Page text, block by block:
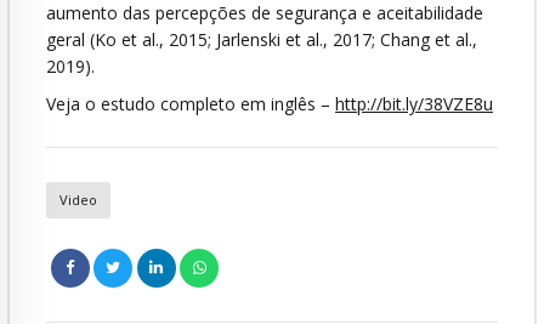
aumento das percepções de segurança e aceitabilidade
geral (Ko et al., 2015; Jarlenski et al., 2017; Chang et al.,
2019).
Veja o estudo completo em inglês – http://bit.ly/38VZE8u
Video